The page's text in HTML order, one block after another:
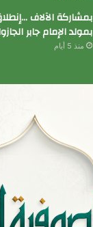
بمشاركة الآلاف
بمولد الإمام جابر
منذ 5 أيام